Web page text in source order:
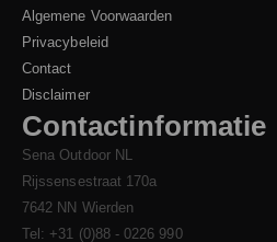
Algemene Voorwaarden
Privacybeleid
Contact
Disclaimer
Contactinformatie
Sena Outdoor NL
Rijssensestraat 170a
7642 NN Wierden
Tel: +31 (0)88 - 0226 990